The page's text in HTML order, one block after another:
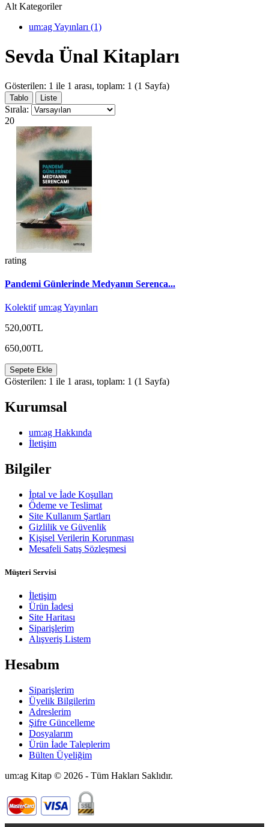
Alt Kategoriler
um:ag Yayınları (1)
Sevda Ünal Kitapları
Gösterilen: 1 ile 1 arası, toplam: 1 (1 Sayfa)
Tablo Liste
Sırala:
20
rating
Pandemi Günlerinde Medyanın Serenca...
Kolektif um:ag Yayınları
520,00TL
650,00TL
Sepete Ekle
Gösterilen: 1 ile 1 arası, toplam: 1 (1 Sayfa)
Kurumsal
um:ag Hakkında
İletişim
Bilgiler
İptal ve İade Koşulları
Ödeme ve Teslimat
Site Kullanım Şartları
Gizlilik ve Güvenlik
Kişisel Verilerin Korunması
Mesafeli Satış Sözleşmesi
Müşteri Servisi
İletişim
Ürün İadesi
Site Haritası
Siparişlerim
Alışveriş Listem
Hesabım
Siparişlerim
Üyelik Bilgilerim
Adreslerim
Şifre Güncelleme
Dosyalarım
Ürün İade Taleplerim
Bülten Üyeliğim
um:ag Kitap © 2026 - Tüm Hakları Saklıdır.